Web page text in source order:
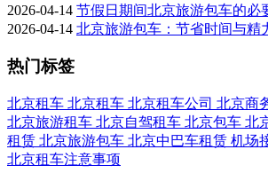
2026-04-14 节假日期间北京旅游包车的必
2026-04-14 北京旅游包车：节省时间与精
热门标签
北京租车 北京租车 北京租车公司 北京商
北京旅游租车 北京自驾租车 北京包车 北
租赁 北京旅游包车 北京中巴车租赁 机场
北京租车注意事项